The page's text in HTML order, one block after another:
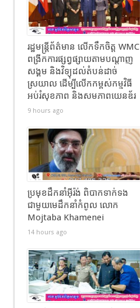
រដ្ឋមន្ត្រីព័ត៌មាន លើកទឹកចិត្ត WMC
ពង្រីកការផ្សព្វផ្សាយតាមបណ្តាញ
សង្គម និងវិទ្យុដល់តំបន់ដាច់
ស្រយាល ដើម្បីលើកកម្ពស់កម្មវិធី
អប់រំសុខភាព និងសមភាពយេនឌ័រ
9 hours ago
ប្រមុខដឹកនាំអ៊ីរ៉ង់ ពិបាកទាក់ទង
ជាមួយមេដឹកនាំកំពូល លោក
Mojtaba Khamenei
14 hours ago